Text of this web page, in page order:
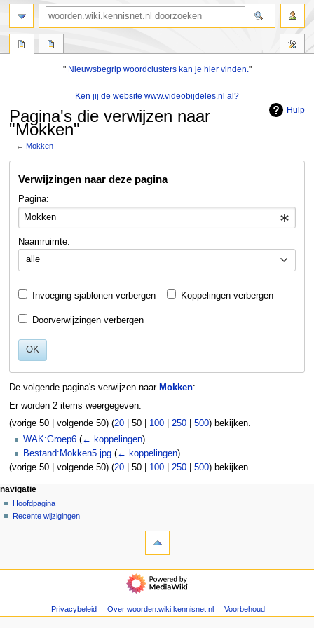
" Nieuwsbegrip woordclusters kan je hier vinden."
Ken jij de website www.videobijdeles.nl al?
Hulp
Pagina's die verwijzen naar
"Mokken"
←Mokken
navigatie
zoeken
Verwijzingen naar deze pagina
Pagina:
Naamruimte:
alle
Invoeging sjablonen verbergen Koppelingen verbergen
Doorverwijzingen verbergen
OK
De volgende pagina's verwijzen naar Mokken:
Er worden 2 items weergegeven.
(vorige 50| volgende 50) (20| 50| 100| 250| 500) bekijken.
WAK:Groep6 (← koppelingen)
Bestand:Mokken5.jpg (← koppelingen)
(vorige 50| volgende 50) (20| 50| 100| 250| 500) bekijken.
N
a
v
a
e
pagina-handelingen
pagina
overleg
persoonlijke hulpmiddelen
aanmelden
navigatie
Hoofdpagina
Recente wijzigingen
zoeken
navigatie
Privacybeleid Over woorden.wiki.kennisnet.nl Voorbehoud